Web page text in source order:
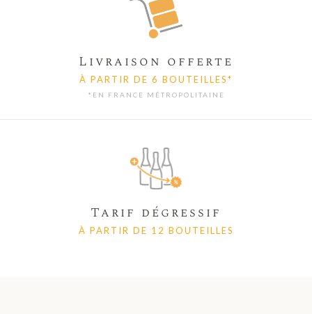
Livraison offerte
À PARTIR DE 6 BOUTEILLES*
*EN FRANCE MÉTROPOLITAINE
Tarif dégressif
À PARTIR DE 12 BOUTEILLES